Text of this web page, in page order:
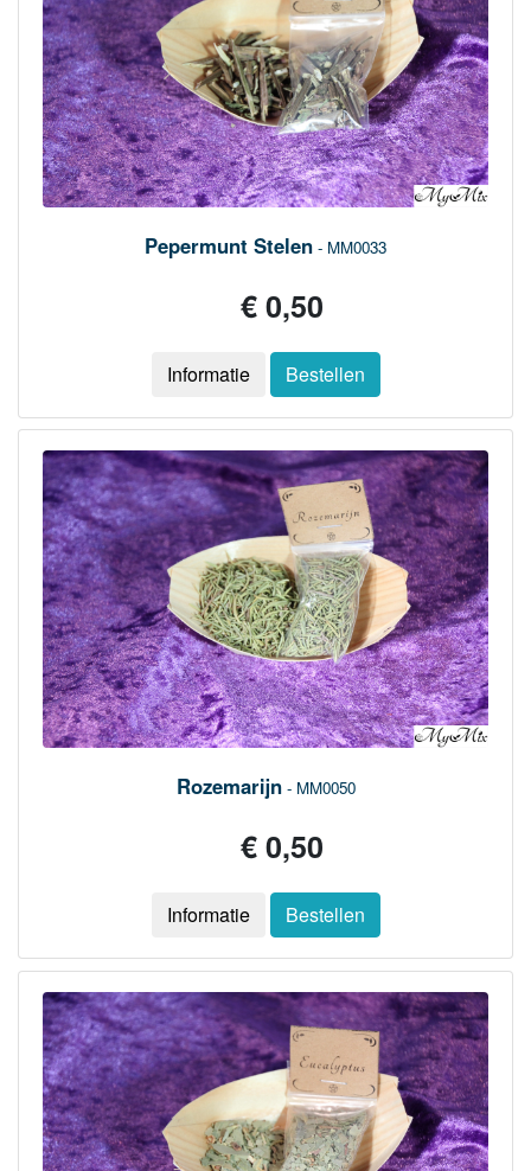
Pepermunt Stelen - MM0033
€ 0,50
Informatie Bestellen
Rozemarijn- MM0050
€ 0,50
Informatie Bestellen